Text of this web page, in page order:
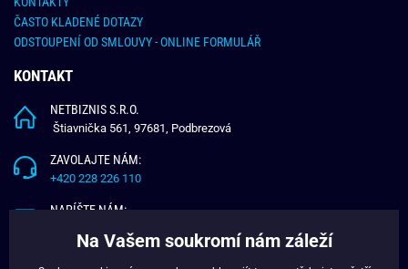
ČASTO KLADENÉ DOTAZY
ODSTOUPENÍ OD SMLOUVY - ONLINE FORMULÁŘ
KONTAKT
NETBIZNIS S.R.O.
Štiavnička 561, 97681, Podbrezová
ZAVOLAJTE NÁM:
+420 228 226 110
NAPÍŠTE NÁM:
Na Vašem soukromí nám záleží